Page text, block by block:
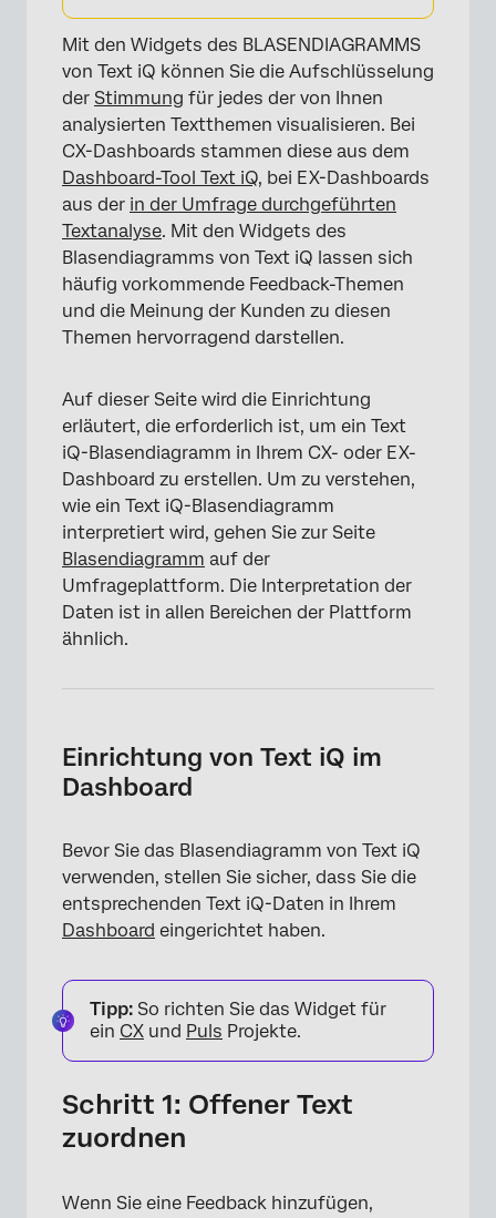
Mit den Widgets des BLASENDIAGRAMMS
von Text iQ können Sie die Aufschlüsselung
der Stimmung für jedes der von Ihnen
analysierten Textthemen visualisieren. Bei
CX-Dashboards stammen diese aus dem
Dashboard-Tool Text iQ, bei EX-Dashboards
aus der in der Umfrage durchgeführten
Textanalyse. Mit den Widgets des
Blasendiagramms von Text iQ lassen sich
häufig vorkommende Feedback-Themen
und die Meinung der Kunden zu diesen
Themen hervorragend darstellen.
Auf dieser Seite wird die Einrichtung
erläutert, die erforderlich ist, um ein Text
iQ-Blasendiagramm in Ihrem CX- oder EX-
Dashboard zu erstellen. Um zu verstehen,
wie ein Text iQ-Blasendiagramm
interpretiert wird, gehen Sie zur Seite
Blasendiagramm auf der
Umfrageplattform. Die Interpretation der
Daten ist in allen Bereichen der Plattform
ähnlich.
Einrichtung von Text iQ im
Dashboard
Bevor Sie das Blasendiagramm von Text iQ
verwenden, stellen Sie sicher, dass Sie die
entsprechenden Text iQ-Daten in Ihrem
Dashboard eingerichtet haben.
Tipp: So richten Sie das Widget für
ein CX und Puls Projekte.
Schritt 1: Offener Text
zuordnen
Wenn Sie eine Feedback hinzufügen,